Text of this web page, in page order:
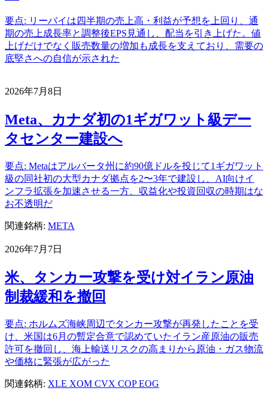
要点: リーバイは四半期の売上高・利益が予想を上回り、通
期の売上成長率と調整後EPS見通し、配当を引き上げた。値
上げだけでなく販売数量の増加も成長を支えており、需要の
底堅さへの自信が示された
2026年7月8日
Meta、カナダ初の1ギガワット級デー
タセンター建設へ
要点: Metaはアルバータ州に約90億ドルを投じて1ギガワット
級の同社初の大型カナダ拠点を2〜3年で建設し、AI向けイ
ンフラ拡張を加速させる一方、収益化や投資回収の時期はな
お不透明だ
関連銘柄: META
2026年7月7日
米、タンカー攻撃を受け対イラン原油
制裁緩和を撤回
要点: ホルムズ海峡周辺でタンカー攻撃が再発したことを受
け、米国は6月の暫定合意で認めていたイラン産原油の販売
許可を撤回し、海上輸送リスクの高まりから原油・ガス物流
や価格に緊張が広がった
関連銘柄: XLE XOM CVX COPEOG